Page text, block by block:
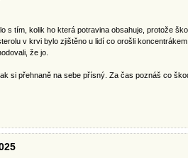
s tím, kolik ho která potravina obsahuje, protože
v krvi bylo zjištěno u lidí co orošli
že jo.
si přehnaně na sebe přísný. Za čas poznáš co